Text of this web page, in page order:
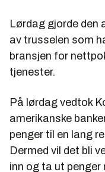
Lørdag gjorde den
av trusselen som
bransjen for
tjenester.
På lørdag vedtok
amerikanske
penger til en lang
Dermed vil det bli
inn og ta ut penger